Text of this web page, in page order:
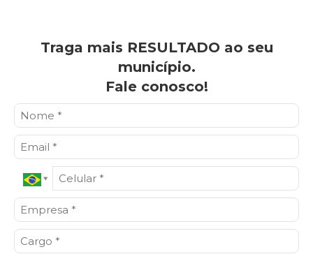
Traga mais RESULTADO ao seu
município.
Fale conosco!